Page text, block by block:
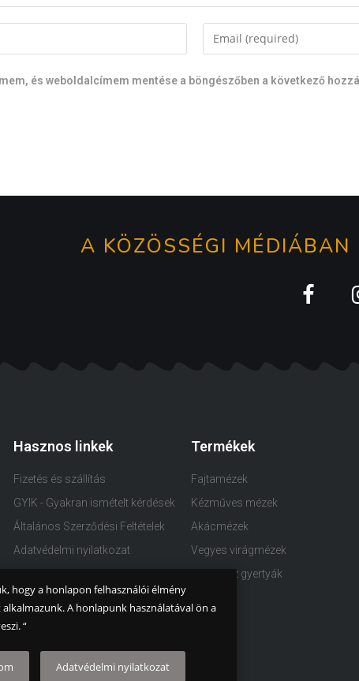
és weboldalcímem mentése a böngészőben a következő
A KÖZÖSSÉGI
Hasznos linkek
Fizetés és szállítás
GYIK - Gyakran ismételt kérdések
Általános Szerződési Feltételek
Adatvédelmi nyilatkozat
Termékleíráshoz kapcsolódó
Termékek
Fajtamézek
Kézműves mézek
Akácmézek
Vegyes virágmézek
Méhviasz gyertyák
hogy a honlapon felhasználói élmény
A honlapunk használatával ön a
“
Adatvédelmi nyilatkozat